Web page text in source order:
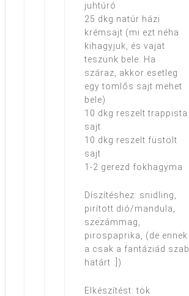
juhtúró
25 dkg natúr házi
krémsajt (mi ezt néha
kihagyjuk, és vajat
teszünk bele. Ha
száraz, akkor esetleg
egy tömlős sajt mehet
bele)
10 dkg reszelt trappista
sajt
10 dkg reszelt füstölt
sajt
1-2 gerezd fokhagyma
Díszítéshez: snidling,
pirított dió/mandula,
szezámmag,
pirospaprika, (de ennek
a csak a fantáziád szab
határt :])
Elkészítést: tök